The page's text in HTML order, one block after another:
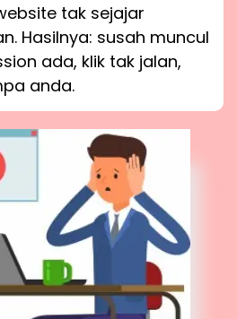
tak sejajar
Hasilnya: susah muncul
ada, klik tak jalan,
anda.